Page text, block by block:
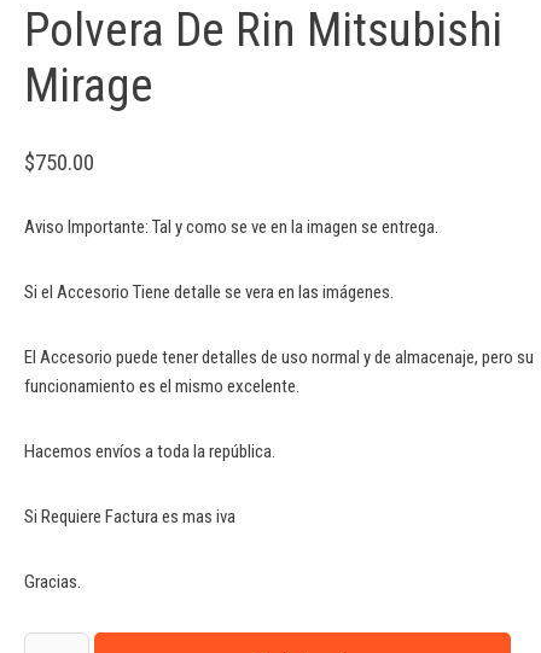
Polvera De Rin Mitsubishi
Mirage
$750.00
Aviso Importante: Tal y como se ve en la imagen se entrega.
Si el Accesorio Tiene detalle se vera en las imágenes.
El Accesorio puede tener detalles de uso normal y de almacenaje, pero su
funcionamiento es el mismo excelente.
Hacemos envíos a toda la república.
Si Requiere Factura es mas iva
Gracias.